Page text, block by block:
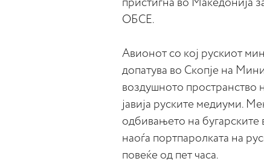
пристигна во Македонија
ОБСЕ.
Авионот со кој рускиот
допатува во Скопје на
воздушното пространство
јавија руските медиуми.
одбивањето на бугарските
наоѓа портпаролката на
повеќе од пет часа.